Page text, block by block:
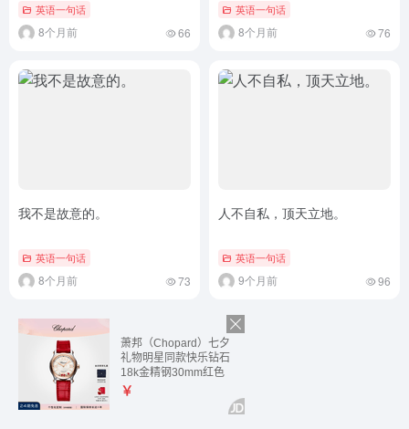
英语一句话
8个月前 66
英语一句话
8个月前 76
我不是故意的。
英语一句话
8个月前 73
人不自私，顶天立地。
英语一句话
9个月前 96